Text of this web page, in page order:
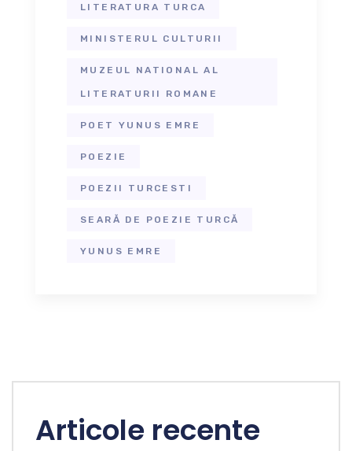
LITERATURA TURCA
MINISTERUL CULTURII
MUZEUL NATIONAL AL
LITERATURII ROMANE
POET YUNUS EMRE
POEZIE
POEZII TURCESTI
SEARĂ DE POEZIE TURCĂ
YUNUS EMRE
Articole recente